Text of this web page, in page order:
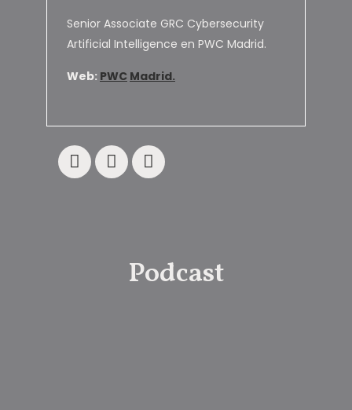
Senior Associate GRC Cybersecurity
Artificial Intelligence en PWC Madrid.
Web: PWC Madrid.
Podcast